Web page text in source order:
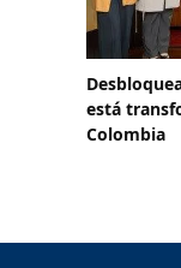
está
Colombia